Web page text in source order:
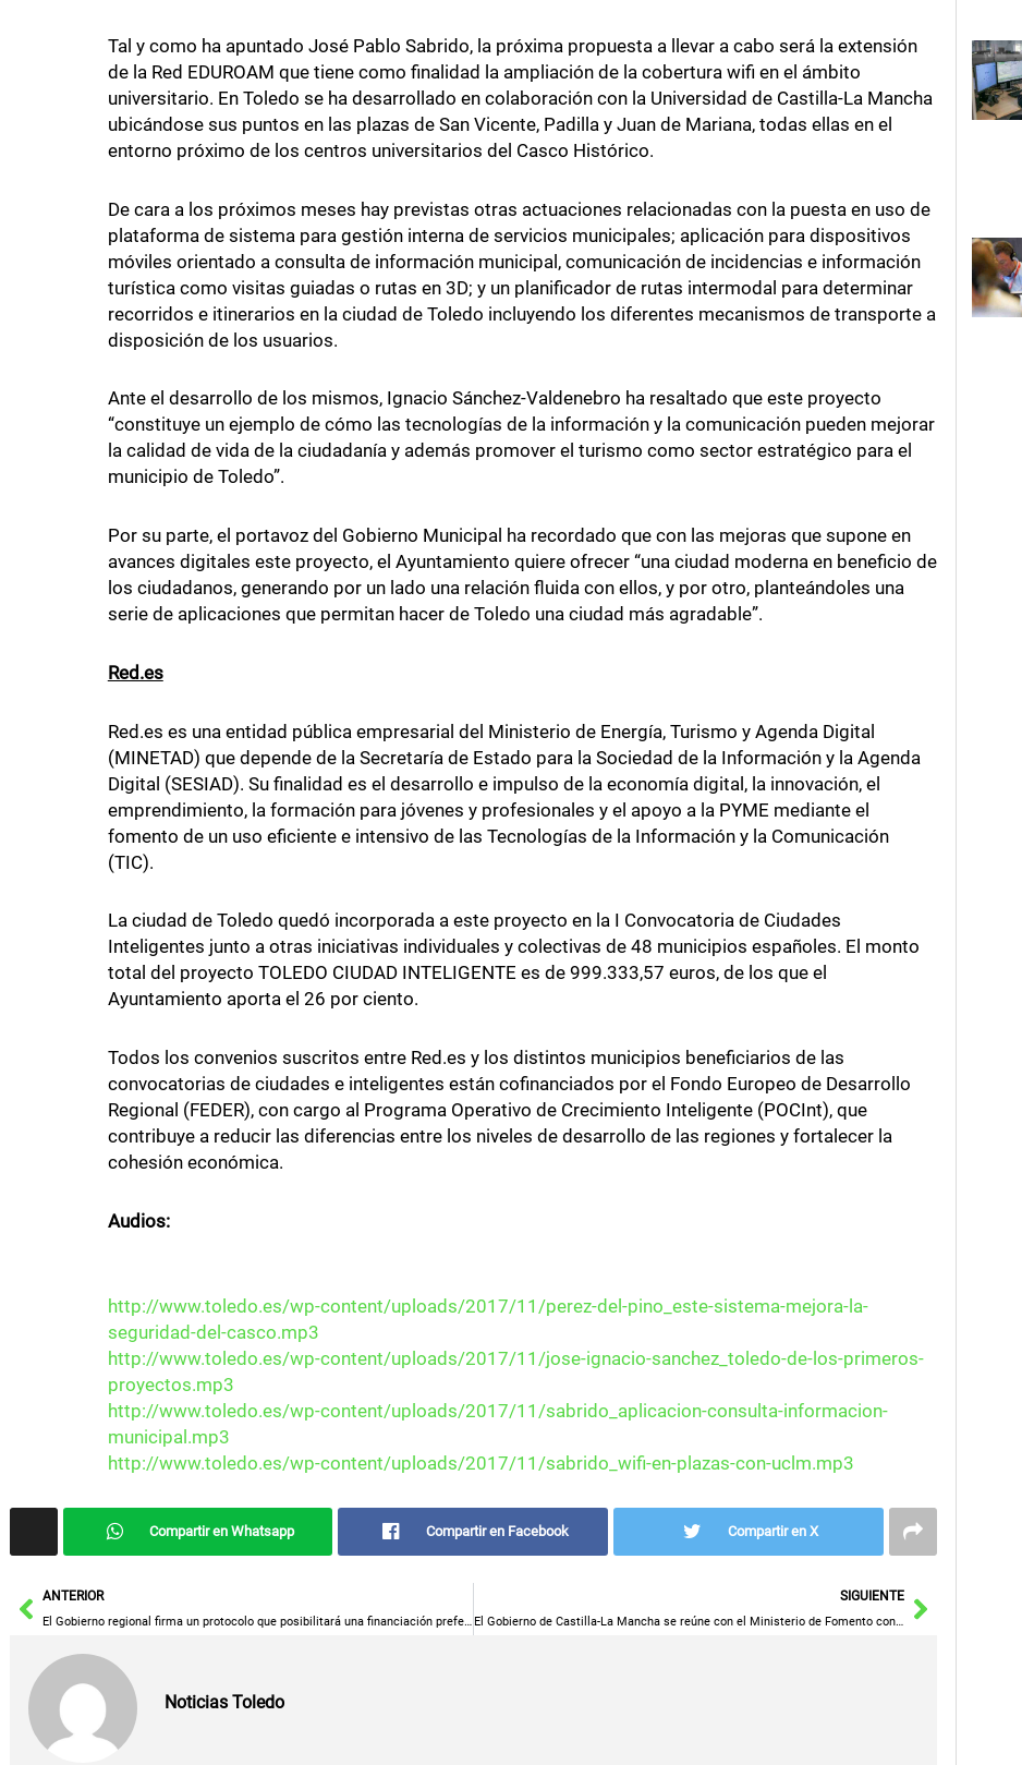
Tal y como ha apuntado José Pablo Sabrido, la próxima propuesta a llevar a cabo será la extensión
de la Red EDUROAM que tiene como finalidad la ampliación de la cobertura wifi en el ámbito
universitario. En Toledo se ha desarrollado en colaboración con la Universidad de Castilla-La Mancha
ubicándose sus puntos en las plazas de San Vicente, Padilla y Juan de Mariana, todas ellas en el
entorno próximo de los centros universitarios del Casco Histórico.
De cara a los próximos meses hay previstas otras actuaciones relacionadas con la puesta en uso de
plataforma de sistema para gestión interna de servicios municipales; aplicación para dispositivos
móviles orientado a consulta de información municipal, comunicación de incidencias e información
turística como visitas guiadas o rutas en 3D; y un planificador de rutas intermodal para determinar
recorridos e itinerarios en la ciudad de Toledo incluyendo los diferentes mecanismos de transporte a
disposición de los usuarios.
Ante el desarrollo de los mismos, Ignacio Sánchez-Valdenebro ha resaltado que este proyecto
“constituye un ejemplo de cómo las tecnologías de la información y la comunicación pueden mejorar
la calidad de vida de la ciudadanía y además promover el turismo como sector estratégico para el
municipio de Toledo”.
Por su parte, el portavoz del Gobierno Municipal ha recordado que con las mejoras que supone en
avances digitales este proyecto, el Ayuntamiento quiere ofrecer “una ciudad moderna en beneficio de
los ciudadanos, generando por un lado una relación fluida con ellos, y por otro, planteándoles una
serie de aplicaciones que permitan hacer de Toledo una ciudad más agradable”.
Red.es
Red.es es una entidad pública empresarial del Ministerio de Energía, Turismo y Agenda Digital
(MINETAD) que depende de la Secretaría de Estado para la Sociedad de la Información y la Agenda
Digital (SESIAD). Su finalidad es el desarrollo e impulso de la economía digital, la innovación, el
emprendimiento, la formación para jóvenes y profesionales y el apoyo a la PYME mediante el
fomento de un uso eficiente e intensivo de las Tecnologías de la Información y la Comunicación
(TIC).
La ciudad de Toledo quedó incorporada a este proyecto en la I Convocatoria de Ciudades
Inteligentes junto a otras iniciativas individuales y colectivas de 48 municipios españoles. El monto
total del proyecto TOLEDO CIUDAD INTELIGENTE es de 999.333,57 euros, de los que el
Ayuntamiento aporta el 26 por ciento.
Todos los convenios suscritos entre Red.es y los distintos municipios beneficiarios de las
convocatorias de ciudades e inteligentes están cofinanciados por el Fondo Europeo de Desarrollo
Regional (FEDER), con cargo al Programa Operativo de Crecimiento Inteligente (POCInt), que
contribuye a reducir las diferencias entre los niveles de desarrollo de las regiones y fortalecer la
cohesión económica.
Audios:
http://www.toledo.es/wp-content/uploads/2017/11/perez-del-pino_este-sistema-mejora-la-
seguridad-del-casco.mp3
http://www.toledo.es/wp-content/uploads/2017/11/jose-ignacio-sanchez_toledo-de-los-primeros-
proyectos.mp3
http://www.toledo.es/wp-content/uploads/2017/11/sabrido_aplicacion-consulta-informacion-
municipal.mp3
http://www.toledo.es/wp-content/uploads/2017/11/sabrido_wifi-en-plazas-con-uclm.mp3
Compartir en Whatsapp Compartir en Facebook Compartir en X
AntANTERIOR
El Gobierno regional firma un protocolo que posibilitará una financiación preferente para los agricultores profesionales de Castilla-La Mancha
SIGUIENTE
El Gobierno de Castilla-La Mancha se reúne con el Ministerio de Fomento con la premisa de que la competencia de las líneas de Monbús es nacional
Siguiente
Noticias Toledo